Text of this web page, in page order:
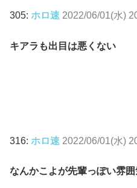
305: ホロ速 2022/06/01(水)
キアラも出目は悪くない
316: ホロ速 2022/06/01(水)
なんかこよが先輩っぽい雰